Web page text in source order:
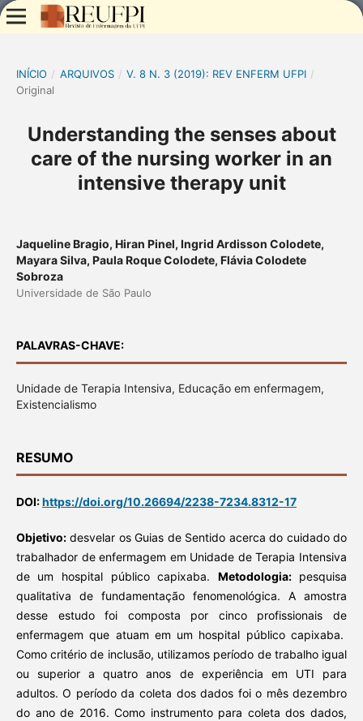
INÍCIO / ARQUIVOS / V. 8 N. 3 (2019): REV ENFERM UFPI /
Original
Understanding the senses about
care of the nursing worker in an
intensive therapy unit
Jaqueline Bragio, Hiran Pinel, Ingrid Ardisson Colodete,
Mayara Silva, Paula Roque Colodete, Flávia Colodete
Sobroza
Universidade de São Paulo
PALAVRAS-CHAVE:
Unidade de Terapia Intensiva, Educação em enfermagem,
Existencialismo
RESUMO
DOI:https://doi.org/10.26694/2238-7234.8312-17
Objetivo:desvelar os Guias de Sentido acerca do cuidado do
trabalhador de enfermagem em Unidade de Terapia Intensiva
de um hospital público capixaba. Metodologia:pesquisa
qualitativa de fundamentação fenomenológica. A amostra
desse estudo foi composta por cinco profissionais de
enfermagem que atuam em um hospital público capixaba.
Como critério de inclusão, utilizamos período de trabalho igual
ou superior a quatro anos de experiência em UTI para
adultos. O período da coleta dos dados foi o mês dezembro
do ano de 2016. Como instrumento para coleta dos dados,